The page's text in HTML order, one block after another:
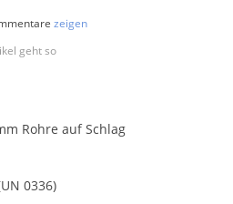
geht so
zeigen
Rohre auf Schlag
0336)